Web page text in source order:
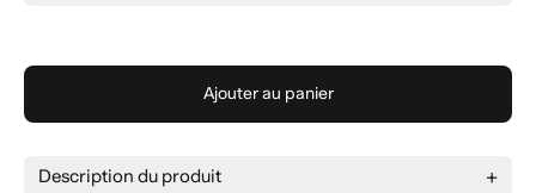
Ajouter au panier
Description du produit